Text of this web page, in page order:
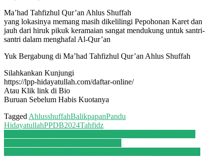
Ma’had Tahfizhul Qur’an Ahlus Shuffah
yang lokasinya memang masih dikelilingi Pepohonan Karet dan
jauh dari hiruk pikuk keramaian sangat mendukung untuk santri-
santri dalam menghafal Al-Qur’an
Yuk Bergabung di Ma’had Tahfizhul Qur’an Ahlus Shuffah
Silahkankan Kunjungi
https://lpp-hidayatullah.com/daftar-online/
Atau Klik link di Bio
Buruan Sebelum Habis Kuotanya
Tagged AhlusshuffahBalikpapanPandu
HidayatullahPPDB2024Tahfidz
Post
navigation